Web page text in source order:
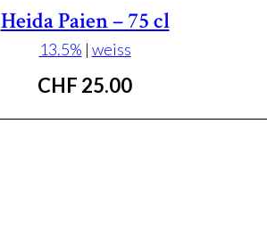
Heida Paien – 75 cl
13.5% | weiss
CHF 25.00